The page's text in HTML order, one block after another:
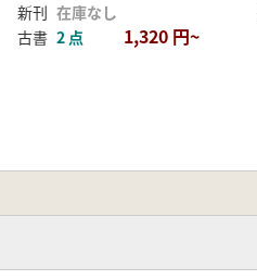
新刊 在庫なし
古書 2 点 1,320 円~